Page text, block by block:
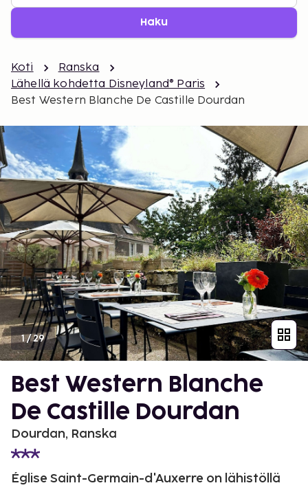
Haku
Koti
Ranska
Lähellä kohdetta Disneyland® Paris
Best Western Blanche De Castille Dourdan
1/29
Best Western Blanche
De Castille Dourdan
Dourdan, Ranska
Église Saint-Germain-d'Auxerre on lähistöllä